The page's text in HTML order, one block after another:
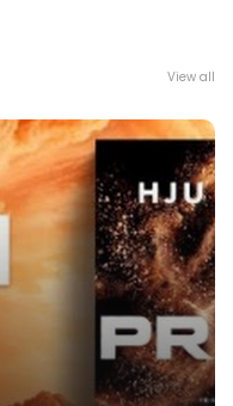
View all